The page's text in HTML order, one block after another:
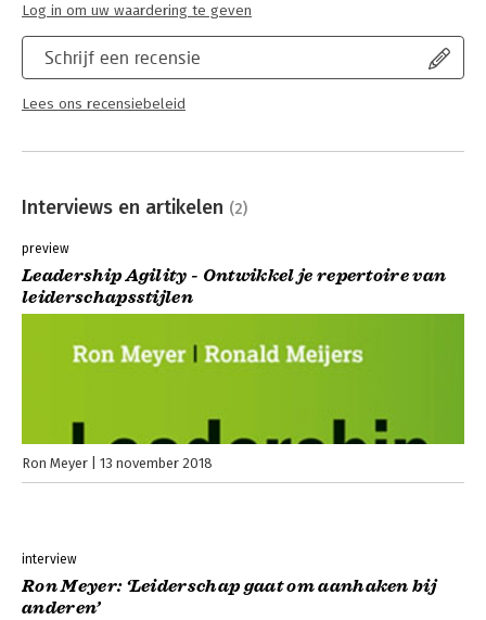
Schrijf een recensie
Lees ons recensiebeleid
Log in om uw waardering te geven
Interviews en artikelen (2)
preview
Leadership Agility - Ontwikkel je repertoire van
leiderschapsstijlen
Ron Meyer 13 november 2018
interview
Ron Meyer: ‘Leiderschap gaat om aanhaken bij
anderen’